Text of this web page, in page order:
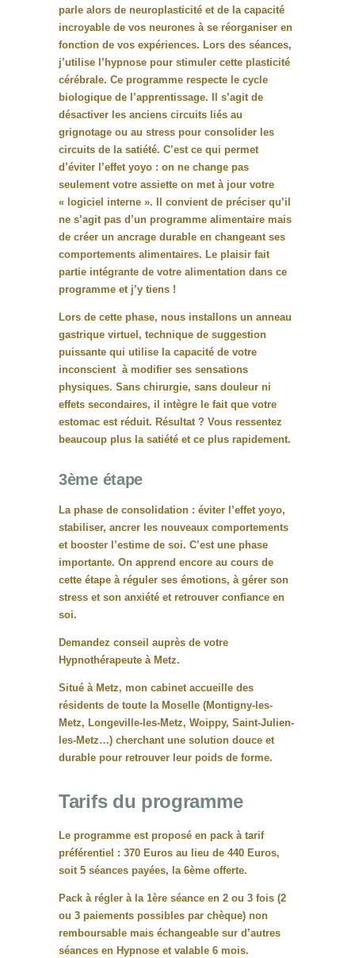
parle alors de neuroplasticité et de la capacité
incroyable de vos neurones à se réorganiser en
fonction de vos expériences. Lors des séances,
j’utilise l’hypnose pour stimuler cette plasticité
cérébrale. Ce programme respecte le cycle
biologique de l’apprentissage. Il s’agit de
désactiver les anciens circuits liés au
grignotage ou au stress pour consolider les
circuits de la satiété. C’est ce qui permet
d’éviter l’effet yoyo : on ne change pas
seulement votre assiette on met à jour votre
« logiciel interne ». Il convient de préciser qu’il
ne s’agit pas d’un programme alimentaire mais
de créer un ancrage durable en changeant ses
comportements alimentaires. Le plaisir fait
partie intégrante de votre alimentation dans ce
programme et j’y tiens !
Lors de cette phase, nous installons un anneau
gastrique virtuel, technique de suggestion
puissante qui utilise la capacité de votre
inconscient à modifier ses sensations
physiques. Sans chirurgie, sans douleur ni
effets secondaires, il intègre le fait que votre
estomac est réduit. Résultat ? Vous ressentez
beaucoup plus la satiété et ce plus rapidement.
3ème étape
La phase de consolidation : éviter l’effet yoyo,
stabiliser, ancrer les nouveaux comportements
et booster l’estime de soi. C’est une phase
importante. On apprend encore au cours de
cette étape à réguler ses émotions, à gérer son
stress et son anxiété et retrouver confiance en
soi.
Demandez conseil auprès de votre
Hypnothérapeute à Metz.
Situé à Metz, mon cabinet accueille des
résidents de toute la Moselle (Montigny-les-
Metz, Longeville-les-Metz, Woippy, Saint-Julien-
les-Metz…) cherchant une solution douce et
durable pour retrouver leur poids de forme.
Tarifs du programme
Le programme est proposé en pack à tarif
préférentiel : 370 Euros au lieu de 440 Euros,
soit 5 séances payées, la 6ème offerte.
Pack à régler à la 1ère séance en 2 ou 3 fois (2
ou 3 paiements possibles par chèque) non
remboursable mais échangeable sur d’autres
séances en Hypnose et valable 6 mois.